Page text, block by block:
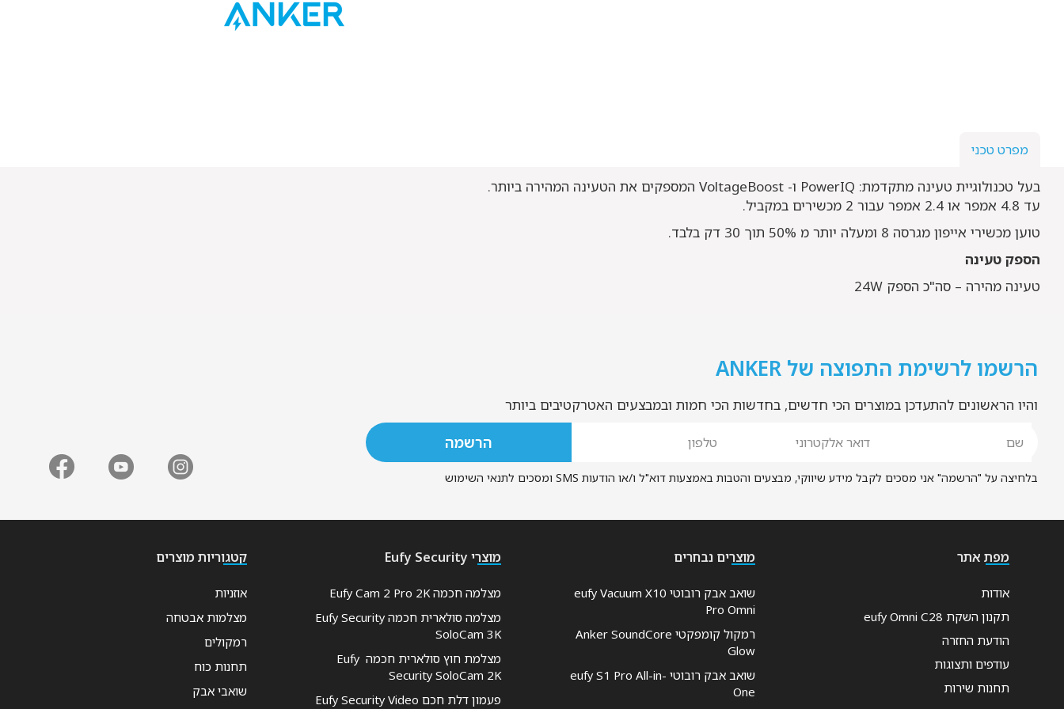
מפרט טכני
בעל טכנולוגיית טעינה מתקדמת: PowerIQ ו- VoltageBoost המספקים את הטעינה המהירה ביותר.
עד 4.8 אמפר או 2.4 אמפר עבור 2 מכשירים במקביל.
טוען מכשירי אייפון מגרסה 8 ומעלה יותר מ 50% תוך 30 דק בלבד.
הספק טעינה
טעינה מהירה – סה"כ הספק 24W
הרשמו לרשימת התפוצה של ANKER
והיו הראשונים להתעדכן במוצרים הכי חדשים, בחדשות הכי חמות ובמבצעים האטרקטיבים ביותר
בלחיצה על "הרשמה" אני מסכים לקבל מידע שיווקי, מבצעים והטבות באמצעות דוא"ל ו/או הודעות SMS ומסכים לתנאי השימוש
מפת אתר
אודות
תקנון השקת eufy Omni C28
הודעת החזרה
עודפים ותצוגות
תחנות שירות
מוצרים נבחרים
שואב אבק רובוטי eufy Vacuum X10
Pro Omni
רמקול קומפקטי Anker SoundCore
Glow
שואב אבק רובוטי eufy S1 Pro All-in-
One
מוצרי Eufy Security
מצלמה חכמה Eufy Cam 2 Pro 2K
מצלמה סולארית חכמה Eufy Security
SoloCam 3K
מצלמת חוץ סולארית חכמה Eufy
Security SoloCam 2K
פעמון דלת חכם Eufy Security Video
קטגוריות מוצרים
אוזניות
מצלמות אבטחה
רמקולים
תחנות כוח
שואבי אבק